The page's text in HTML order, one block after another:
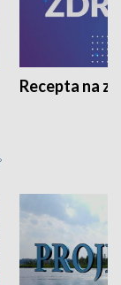
Recepta na